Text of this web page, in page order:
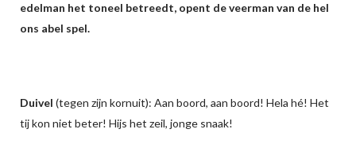
edelman het toneel betreedt, opent de veerman van de hel
ons abel spel.
Duivel (tegen zijn kornuit): Aan boord, aan boord! Hela hé! Het
tij kon niet beter! Hijs het zeil, jonge snaak!